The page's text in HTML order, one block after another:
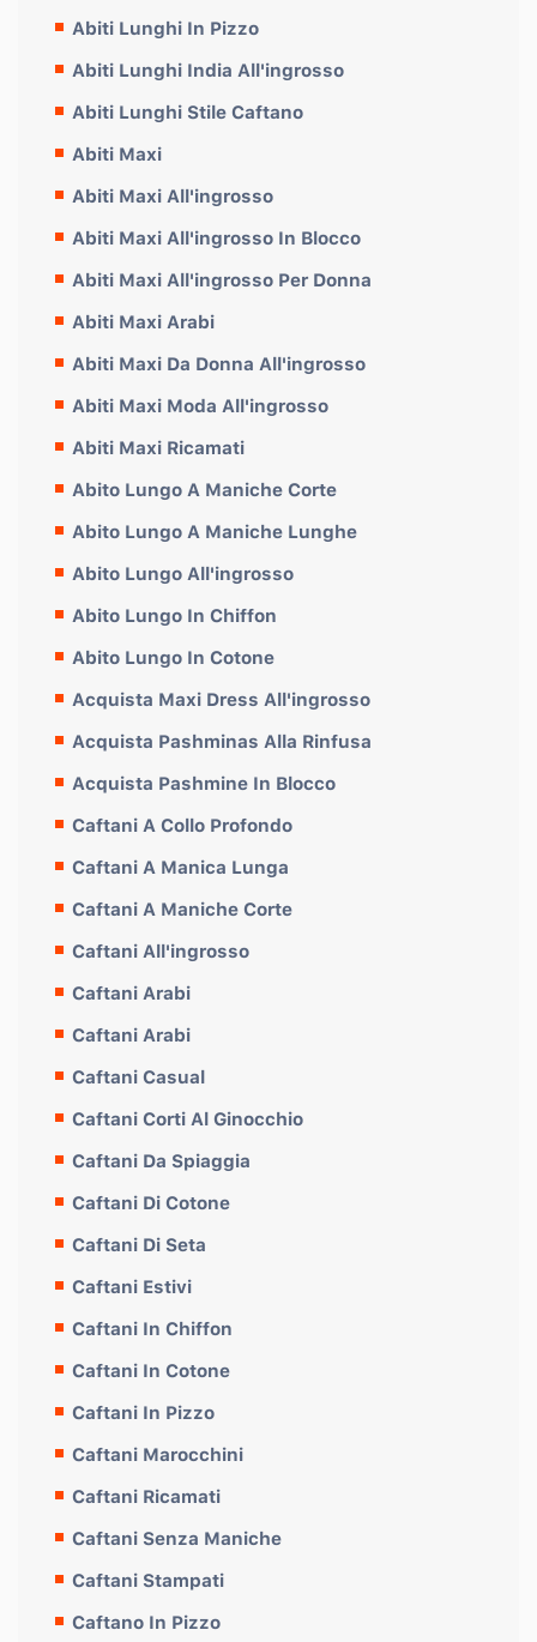
Abiti Lunghi In Pizzo
Abiti Lunghi India All'ingrosso
Abiti Lunghi Stile Caftano
Abiti Maxi
Abiti Maxi All'ingrosso
Abiti Maxi All'ingrosso In Blocco
Abiti Maxi All'ingrosso Per Donna
Abiti Maxi Arabi
Abiti Maxi Da Donna All'ingrosso
Abiti Maxi Moda All'ingrosso
Abiti Maxi Ricamati
Abito Lungo A Maniche Corte
Abito Lungo A Maniche Lunghe
Abito Lungo All'ingrosso
Abito Lungo In Chiffon
Abito Lungo In Cotone
Acquista Maxi Dress All'ingrosso
Acquista Pashminas Alla Rinfusa
Acquista Pashmine In Blocco
Caftani A Collo Profondo
Caftani A Manica Lunga
Caftani A Maniche Corte
Caftani All'ingrosso
Caftani Arabi
Caftani Arabi
Caftani Casual
Caftani Corti Al Ginocchio
Caftani Da Spiaggia
Caftani Di Cotone
Caftani Di Seta
Caftani Estivi
Caftani In Chiffon
Caftani In Cotone
Caftani In Pizzo
Caftani Marocchini
Caftani Ricamati
Caftani Senza Maniche
Caftani Stampati
Caftano In Pizzo